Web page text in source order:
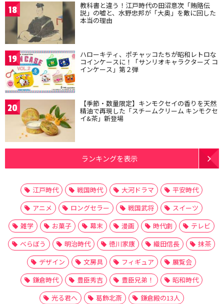
18 教科書と違う！江戸時代の田沼意次「賄賂伝
説」の嘘と、水野忠邦が「大奥」を敵に回した
本当の理由
19 ハローキティ、ポチャッコたちが昭和レトロな
コインケースに！「サンリオキャラクターズ コ
インケース」第２弾
20 【季節・数量限定】キンモクセイの香りを天然
精油で再現した「スチームクリーム キンモクセ
イ&茶」新登場
ランキングを表示
江戸時代 戦国時代 大河ドラマ
平安時代
アニメ
ロングセラー 戦国武将
スイーツ
雑学
お菓子 幕末 漫画 時代劇
テレビ
べらぼう
明治時代 徳川家康 織田信長
抹茶
デザイン
文房具 フィギュア
展覧会
鎌倉時代
豊臣秀吉 豊臣兄弟！
昭和時代
光る君へ
葛飾北斎 鎌倉殿の13人